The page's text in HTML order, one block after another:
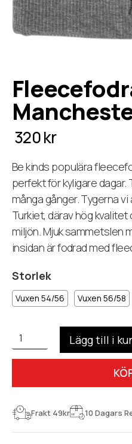
320 kr
Be kinds populära
perfekt för kyligare
många gånger. Tygerna
Turkiet, därav hög
miljön. Mjuk sammetslen
insidan är fodrad med
Storlek
Vuxen 54/56 Vuxen 56/58
Frakt 49kr 10 Dagars